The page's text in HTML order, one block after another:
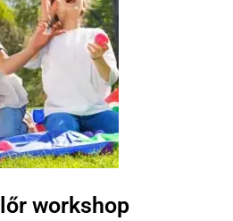
workshop